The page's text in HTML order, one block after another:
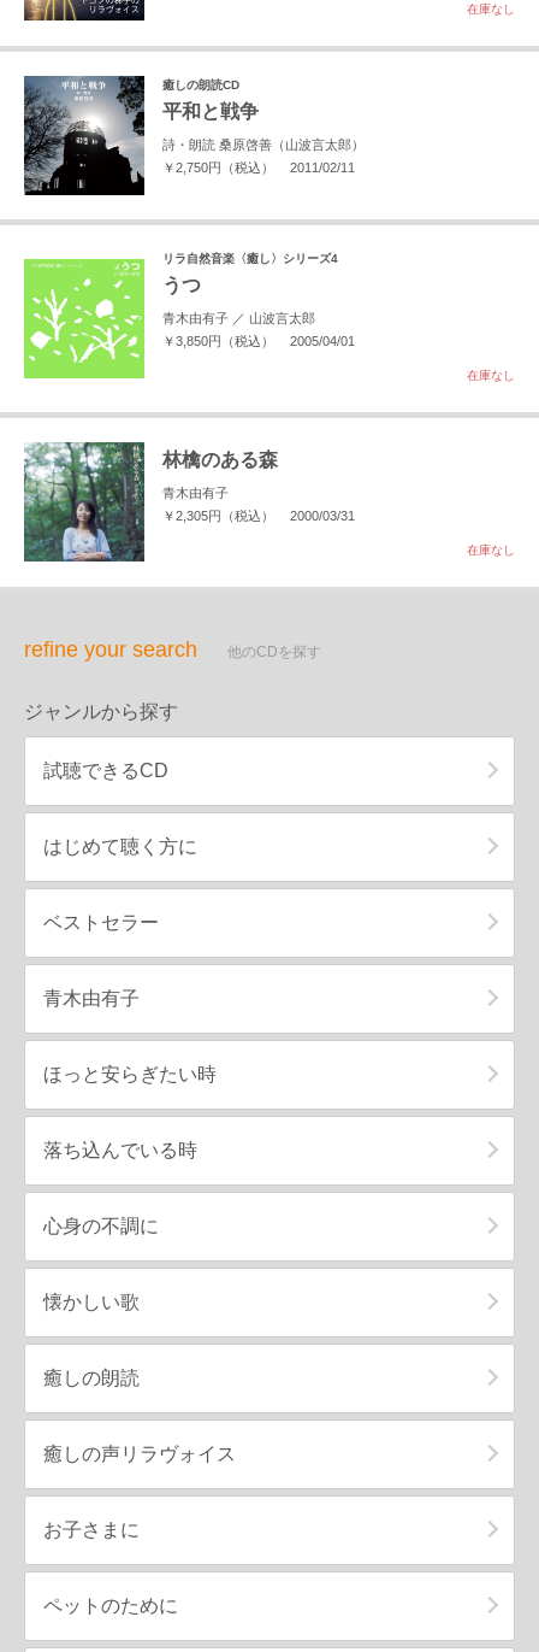
在庫なし
癒しの朗読CD
平和と戦争
詩・朗読 桑原啓善（山波言太郎）
￥2,750円（税込）
2011/02/11
リラ自然音楽〈癒し〉シリーズ4
うつ
青木由有子 ／ 山波言太郎
￥3,850円（税込）
2005/04/01
在庫なし
林檎のある森
青木由有子
￥2,305円（税込）
2000/03/31
在庫なし
refine your search 他のCDを探す
ジャンルから探す
試聴できるCD
はじめて聴く方に
ベストセラー
青木由有子
ほっと安らぎたい時
落ち込んでいる時
心身の不調に
懐かしい歌
癒しの朗読
癒しの声リラヴォイス
お子さまに
ペットのために